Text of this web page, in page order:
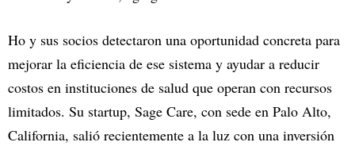
Ho y sus socios detectaron una oportunidad concreta para
mejorar la eficiencia de ese sistema y ayudar a reducir
costos en instituciones de salud que operan con recursos
limitados. Su startup, Sage Care, con sede en Palo Alto,
California, salió recientemente a la luz con una inversión